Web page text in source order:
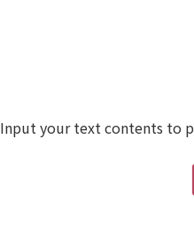
Input your text contents to